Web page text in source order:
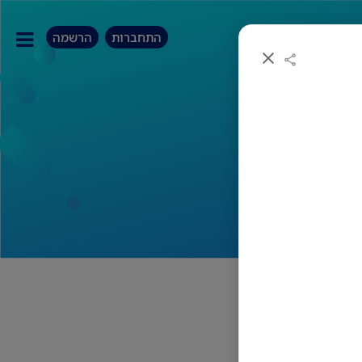
התחברות הרשמה